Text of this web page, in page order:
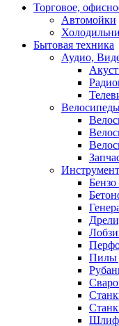
Торговое,
Автомойки
Бытовая техника
Аудио,
Инструмент
Пилы